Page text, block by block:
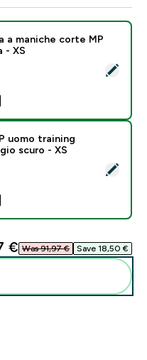
- T-shirt sportiva a
a maniche corte MP
- XS
price
- Pantaloncini MP uomo
uomo training
scuro - XS
price
€‎ Was 91,97 €‎ Save 18,50 €‎